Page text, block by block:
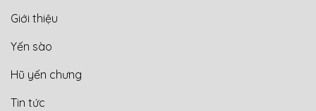
Giới thiệu
Yến sào
Hũ yến chưng
Tin tức